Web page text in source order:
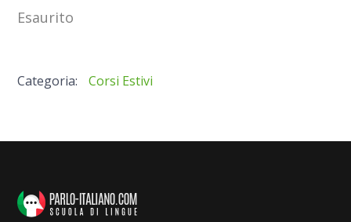
Esaurito
Categoria: Corsi Estivi